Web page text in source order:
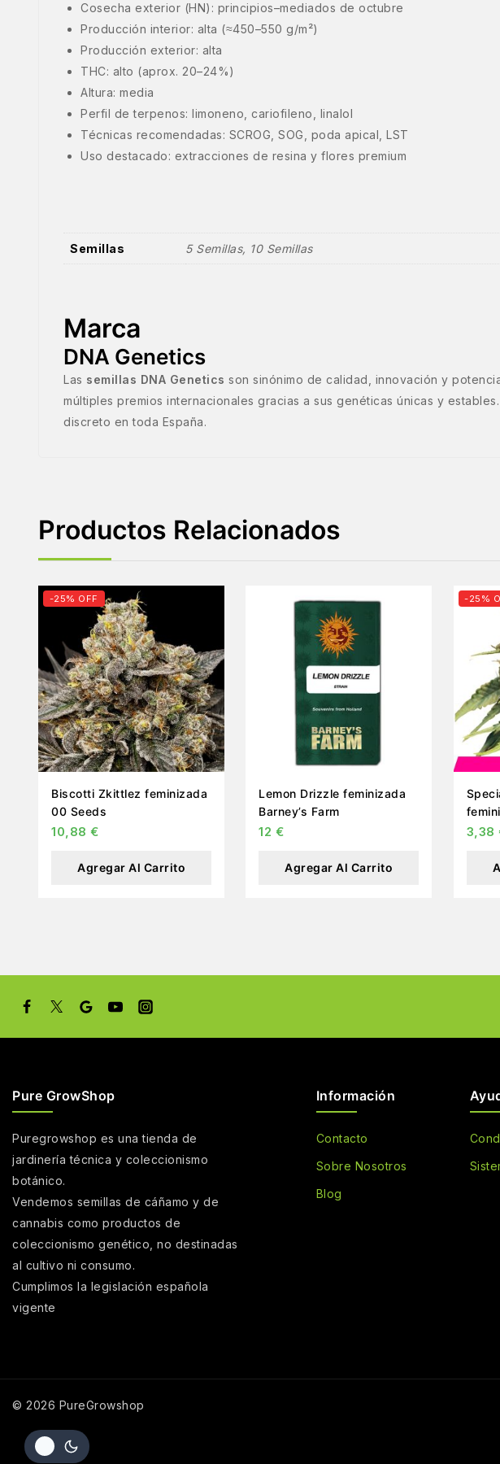
Cosecha exterior (HN): principios–mediados de octubre
Producción interior: alta (≈450–550 g/m²)
Producción exterior: alta
THC: alto (aprox. 20–24%)
Altura: media
Perfil de terpenos: limoneno, cariofileno, linalol
Técnicas recomendadas: SCROG, SOG, poda apical, LST
Uso destacado: extracciones de resina y flores premium
Semillas 5 Semillas, 10 Semillas
Marca
DNA Genetics
Las semillas DNA Genetics son sinónimo de calidad, innovación y
múltiples premios internacionales gracias a sus genéticas únicas y estables.
discreto en toda España.
Productos Relacionados
-25% OFF
Biscotti Zkittlez feminizada
00 Seeds
10,88 €
Agregar Al Carrito
Lemon Drizzle feminizada
Barney’s Farm
12 €
Agregar Al Carrito
-25%
3,38
Pure GrowShop
Puregrowshop es una tienda de
jardinería técnica y coleccionismo
botánico.
Vendemos semillas de cáñamo y de
cannabis como productos de
coleccionismo genético, no destinadas
al cultivo ni consumo.
Cumplimos la legislación española
vigente
Información
Contacto
Sobre Nosotros
Blog
© 2026 PureGrowshop